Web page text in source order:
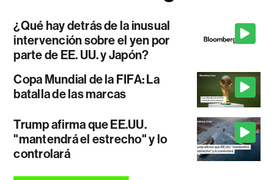
¿Qué hay detrás de la inusual
intervención sobre el yen por
parte de EE. UU. y Japón?
Copa Mundial de la FIFA: La
batalla de las marcas
Trump afirma que EE.UU.
"mantendrá el estrecho" y lo
controlará